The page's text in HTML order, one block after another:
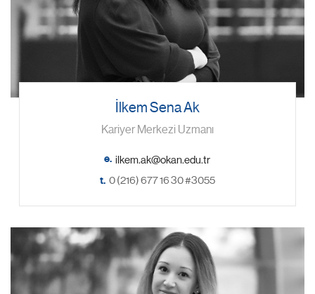
İlkem Sena Ak
Kariyer Merkezi Uzmanı
e.
t. 0 (216) 677 16 30 #3055